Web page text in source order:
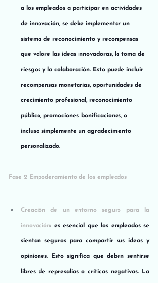
a los empleados a participar en actividades
de innovación, se debe implementar un
sistema de reconocimiento y recompensas
que valore las ideas innovadoras, la toma de
riesgos y la colaboración. Esto puede incluir
recompensas monetarias, oportunidades de
crecimiento profesional, reconocimiento
público, promociones, bonificaciones, o
incluso simplemente un agradecimiento
personalizado.
Fase 2 Empoderamiento de los empleados
Creación de un entorno seguro para la
innovación: es esencial que los empleados se
sientan seguros para compartir sus ideas y
opiniones. Esto significa que deben sentirse
libres de represalias o críticas negativas. La